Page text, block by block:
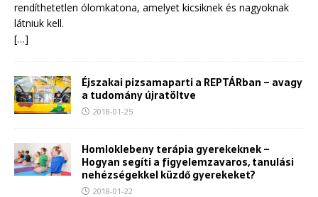
rendíthetetlen ólomkatona, amelyet kicsiknek és nagyoknak
látniuk kell.
[…]
Éjszakai pizsamaparti a REPTÁRban – avagy
a tudomány újratöltve
2018-01-25
Homloklebeny terápia gyerekeknek –
Hogyan segíti a figyelemzavaros, tanulási
nehézségekkel küzdő gyerekeket?
2018-01-22